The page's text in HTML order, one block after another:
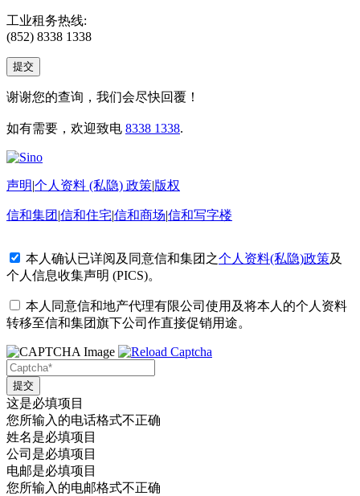
工业租务热线:
(852) 8338 1338
谢谢您的查询，我们会尽快回覆！
如有需要，欢迎致电 8338 1338.
声明|个人资料 (私隐) 政策|版权
信和集团 |信和住宅|信和商场|信和写字楼
本人确认已详阅及同意信和集团之个人资料(私隐)政策及
个人信息收集声明 (PICS)。
本人同意信和地产代理有限公司使用及将本人的个人资料
转移至信和集团旗下公司作直接促销用途。
这是必填项目
您所输入的电话格式不正确
姓名是必填项目
公司是必填项目
电邮是必填项目
您所输入的电邮格式不正确